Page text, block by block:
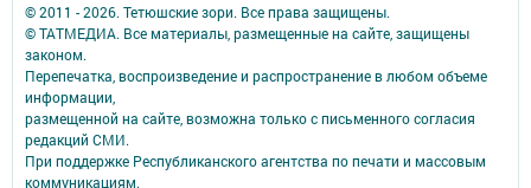
© 2011 - 2026. Тетюшские зори. Все права защищены.
© ТАТМЕДИА. Все материалы, размещенные на сайте, защищены
законом.
Перепечатка, воспроизведение и распространение в любом объеме
информации,
размещенной на сайте, возможна только с письменного согласия
редакций СМИ.
При поддержке Республиканского агентства по печати и массовым
коммуникациям.